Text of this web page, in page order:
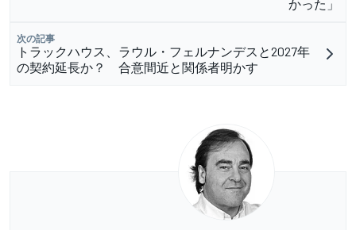
かった」
次の記事
トラックハウス、ラウル・フェルナンデスと2027年
の契約延長か？ 合意間近と関係者明かす